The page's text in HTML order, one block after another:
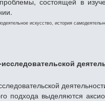
искусство, история
подхода выделяются